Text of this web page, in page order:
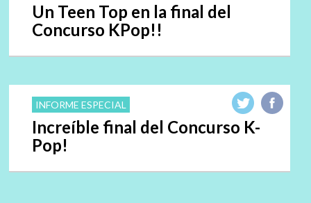
Un Teen Top en la final del
Concurso KPop!!
INFORME ESPECIAL
Increíble final del Concurso K-
Pop!